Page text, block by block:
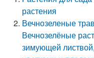
растения
Вечнозеленые
Вечнозелёные
зимующей